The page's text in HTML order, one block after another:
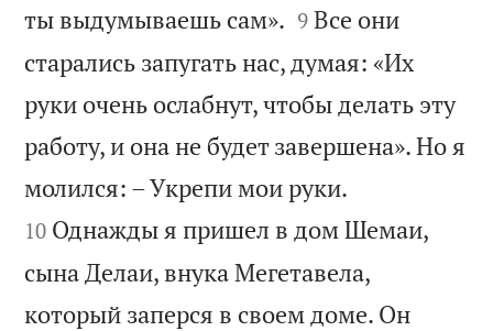
ты выдумываешь сам». 

9 Все они
старались запугать нас, думая: «Их
руки очень ослабнут, чтобы делать эту
работу, и она не будет завершена». Но я
молился: – Укрепи мои руки.
10 Однажды я пришел в дом Шемаи,
сына Делаи, внука Мегетавела,
который заперся в своем доме. Он